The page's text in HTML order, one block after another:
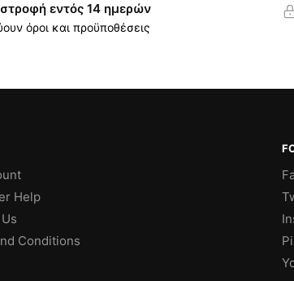
εντός 14 ημερών
όροι και προϋποθέσεις
Help
Conditions